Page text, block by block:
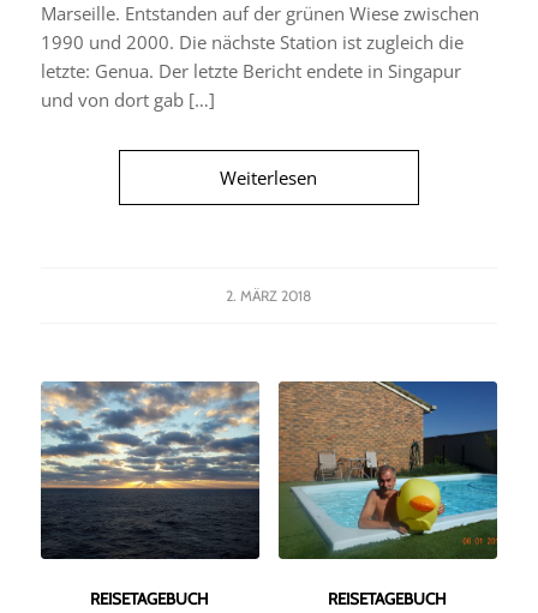
Marseille. Entstanden auf der grünen Wiese zwischen
1990 und 2000. Die nächste Station ist zugleich die
letzte: Genua. Der letzte Bericht endete in Singapur
und von dort gab […]
Weiterlesen
2. MÄRZ 2018
REISETAGEBUCH REISETAGEBUCH